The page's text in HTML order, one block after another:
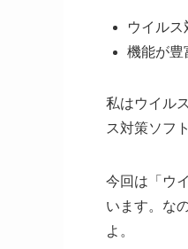
ウイル
機能が豊
私はウイル
ス対策ソフ
今回は「ウ
います。な
よ。